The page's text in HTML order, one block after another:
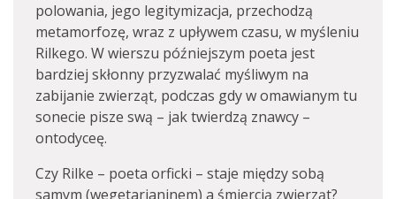
polowania, jego legitymizacja, przechodzą
metamorfozę, wraz z upływem czasu, w myśleniu
Rilkego. W wierszu późniejszym poeta jest
bardziej skłonny przyzwalać myśliwym na
zabijanie zwierząt, podczas gdy w omawianym tu
sonecie pisze swą – jak twierdzą znawcy –
ontodyceę.
Czy Rilke – poeta orficki – staje między sobą
samym (wegetarianinem) a śmiercią zwierząt?